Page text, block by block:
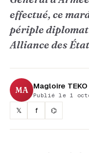
effectué, ce
périple
Alliance des
MA Magloire TEKO
Publié le 1
𝕏 f ⌬